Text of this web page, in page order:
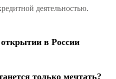
деятельностью.
в России
только мечтать?